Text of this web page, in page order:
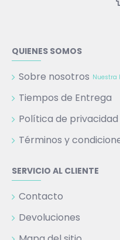
QUIENES SOMOS
Sobre nosotros Nuestra
Tiempos de Entrega
Política de privacidad
Términos y
SERVICIO AL CLIENTE
Contacto
Devoluciones